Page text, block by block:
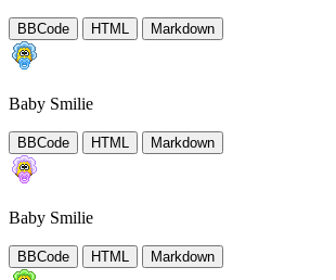
BBCode HTML Markdown
Baby Smilie
BBCode HTML Markdown
Baby Smilie
BBCode HTML Markdown